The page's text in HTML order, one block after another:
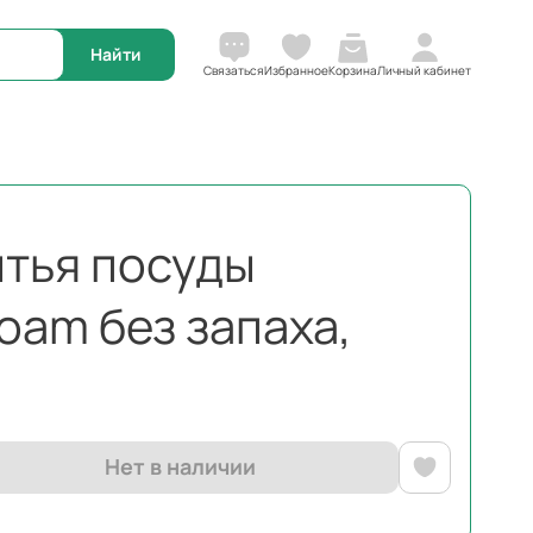
СвязатьсяИзбранноеКорзинаЛичный кабинет
посуды
без запаха,
Нет в наличии